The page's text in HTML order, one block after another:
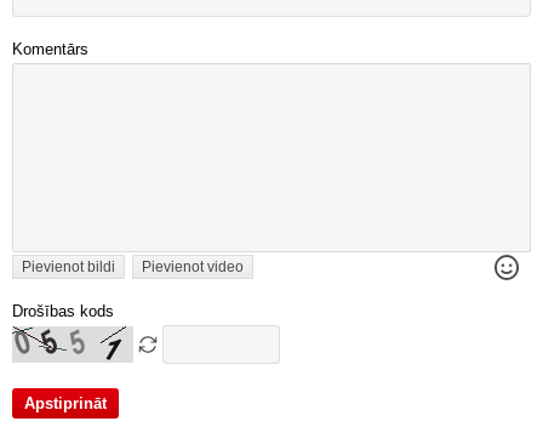
Komentārs
Pievienot bildi Pievienot video
Drošības kods